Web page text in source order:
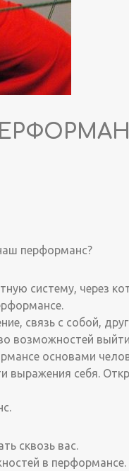
перформанс?
систему, через
связь с собой,
возможностей
основами
выражения себя.
сквозь вас.
в перформансе.